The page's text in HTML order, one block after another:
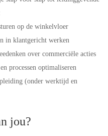
op de winkelvloer
in klantgericht werken
over commerciële acties
processen optimaliseren
(onder werktijd en
jou?